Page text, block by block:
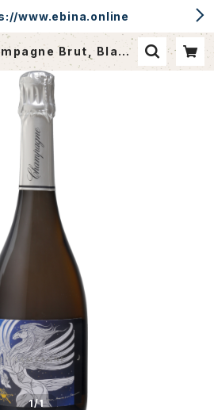
www.ebina.online
Brut, Blanc
"PEGASUS" / Simo
& Lou Beatitudinem
/ CAVEdeEBINA
1/1